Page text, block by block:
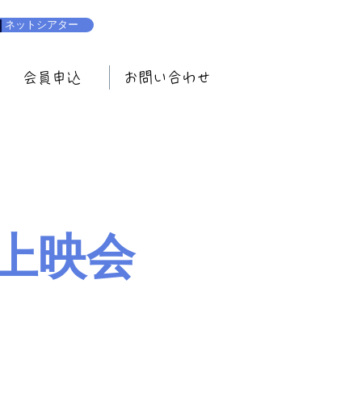
ネットシアター
会員申込 お問い合わせ
映会